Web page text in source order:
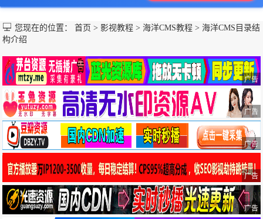
您现在的位置：首页 > 影视教程 >海洋CMS教程 >海洋CMS目录结
构介绍
广告
广告
广告
广告
广告